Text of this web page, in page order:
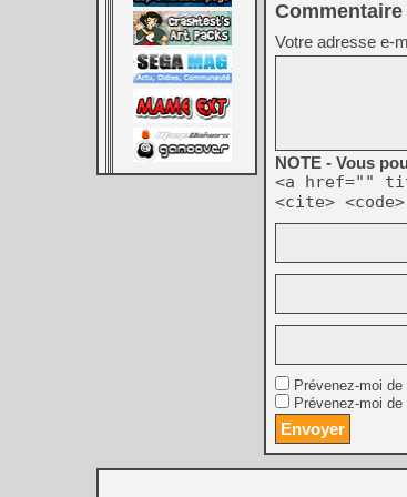
Commentaire
Votre adresse e-
NOTE - Vous
<a href=""
<cite>
Prévenez-moi
Prévenez-moi